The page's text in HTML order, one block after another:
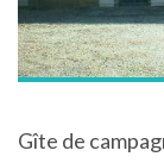
Gîte de